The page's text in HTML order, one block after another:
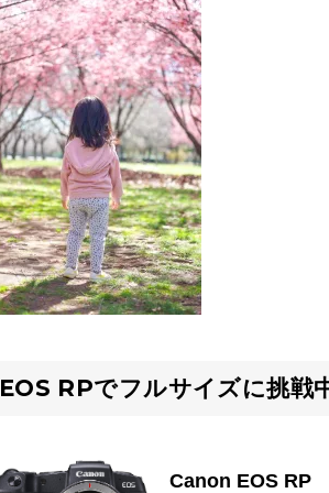
EOS RPでフルサイズに挑戦
Canon EOS RP